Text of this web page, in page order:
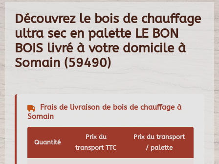
Découvrez le bois de chauffage
ultra sec en palette LE BON
BOIS livré à votre domicile à
Somain (59490)
Frais de livraison de bois de chauffage à
Somain
Quantité
Prix du
transport TTC
Prix du transport
/ palette